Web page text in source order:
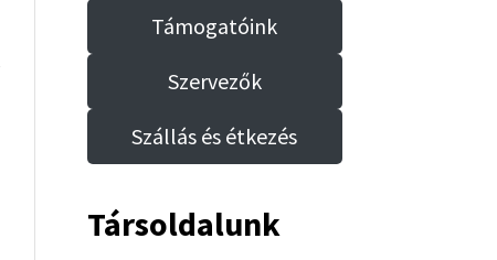
Támogatóink
Szervezők
Szállás és étkezés
Társoldalunk